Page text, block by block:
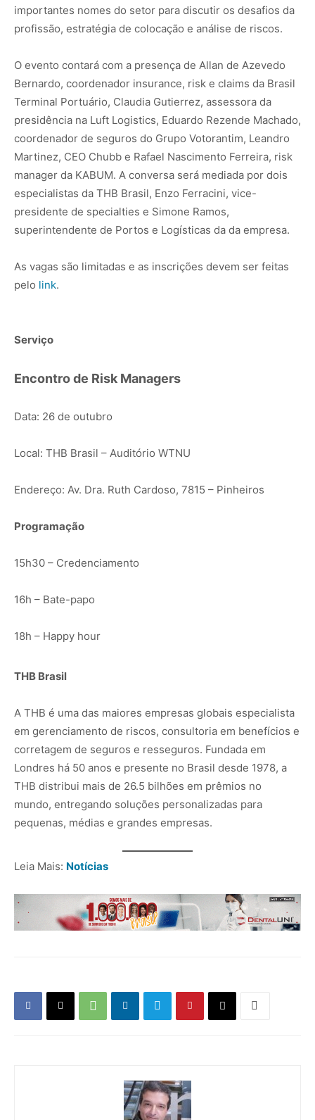
importantes nomes do setor para discutir os desafios da
profissão, estratégia de colocação e análise de riscos.
O evento contará com a presença de Allan de Azevedo
Bernardo, coordenador insurance, risk e claims da Brasil
Terminal Portuário, Claudia Gutierrez, assessora da
presidência na Luft Logistics, Eduardo Rezende Machado,
coordenador de seguros do Grupo Votorantim, Leandro
Martinez, CEO Chubb e Rafael Nascimento Ferreira, risk
manager da KABUM. A conversa será mediada por dois
especialistas da THB Brasil, Enzo Ferracini, vice-
presidente de specialties e Simone Ramos,
superintendente de Portos e Logísticas da da empresa.
As vagas são limitadas e as inscrições devem ser feitas
pelo link.
Serviço
Encontro de Risk Managers
Data: 26 de outubro
Local: THB Brasil – Auditório WTNU
Endereço: Av. Dra. Ruth Cardoso, 7815 – Pinheiros
Programação
15h30 – Credenciamento
16h – Bate-papo
18h – Happy hour
THB Brasil
A THB é uma das maiores empresas globais especialista
em gerenciamento de riscos, consultoria em benefícios e
corretagem de seguros e resseguros. Fundada em
Londres há 50 anos e presente no Brasil desde 1978, a
THB distribui mais de 26.5 bilhões em prêmios no
mundo, entregando soluções personalizadas para
pequenas, médias e grandes empresas.
Leia Mais: Notícias